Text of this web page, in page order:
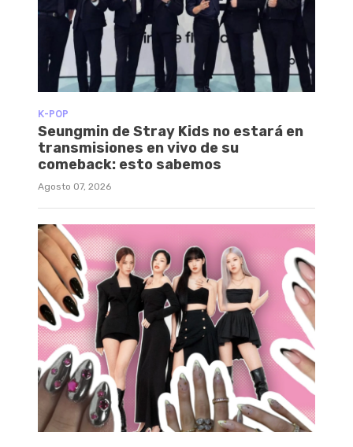
K-POP
Seungmin de Stray Kids no estará en
transmisiones en vivo de su
comeback: esto sabemos
Agosto 07, 2026